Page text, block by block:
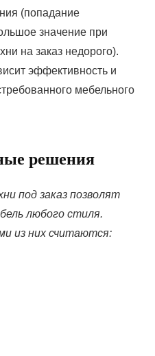
(попадание
значение при
на заказ недорого).
эффективность и
мебельного
решения
под заказ позволят
любого стиля.
из них считаются: